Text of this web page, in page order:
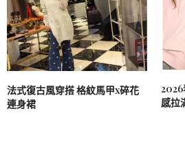
法式復古風穿搭 格紋馬甲x碎花
連身裙
2026
感拉